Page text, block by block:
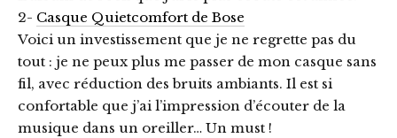
2- Casque Quietcomfort de Bose
Voici un investissement que je ne regrette pas du
tout : je ne peux plus me passer de mon casque sans
fil, avec réduction des bruits ambiants. Il est si
confortable que j’ai l’impression d’écouter de la
musique dans un oreiller… Un must !